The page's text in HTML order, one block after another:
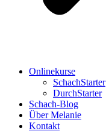
Onlinekurse
SchachStarter
DurchStarter
Schach-Blog
Über Melanie
Kontakt